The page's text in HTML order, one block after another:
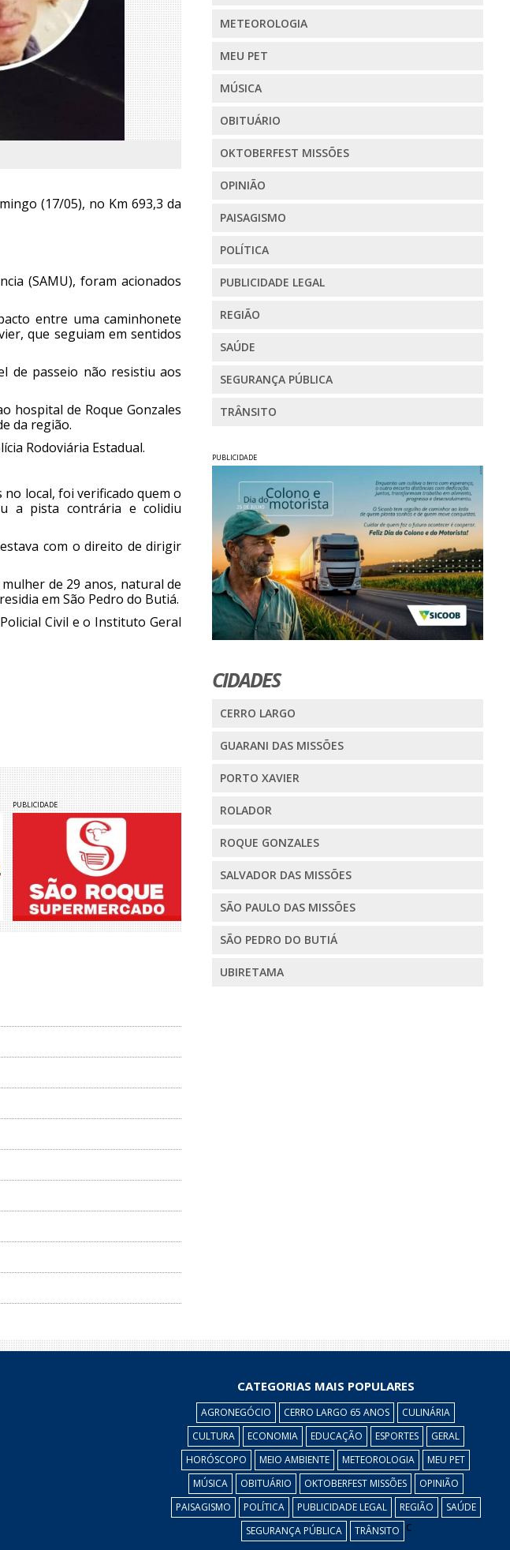
(17/05), no Km 693,3 da
(SAMU), foram acionados
entre uma caminhonete
que seguiam em sentidos
de passeio não resistiu aos
hospital de Roque Gonzales
da região.
Rodoviária Estadual.
local, foi verificado quem o
a pista contrária e colidiu
com o direito de dirigir
de 29 anos, natural de
em São Pedro do Butiá.
Civil e o Instituto Geral
PUBLICIDADE
METEOROLOGIA
MEU PET
MÚSICA
OBITUÁRIO
OKTOBERFEST MISSÕES
OPINIÃO
PAISAGISMO
POLÍTICA
PUBLICIDADE LEGAL
REGIÃO
SAÚDE
SEGURANÇA PÚBLICA
TRÂNSITO
PUBLICIDADE
CIDADES
CERRO LARGO
GUARANI DAS MISSÕES
PORTO XAVIER
ROLADOR
ROQUE GONZALES
SALVADOR DAS MISSÕES
SÃO PAULO DAS MISSÕES
SÃO PEDRO DO BUTIÁ
UBIRETAMA
CATEGORIAS MAIS POPULARES
AGRONEGÓCIO CERRO LARGO 65 ANOS
CULINÁRIA
CULTURA
ECONOMIA EDUCAÇÃO ESPORTES
GERAL
HORÓSCOPO
MEIO AMBIENTE METEOROLOGIA
MEU PET
MÚSICA
OBITUÁRIO OKTOBERFEST MISSÕES
OPINIÃO
PAISAGISMO
POLÍTICA PUBLICIDADE LEGAL REGIÃO
SAÚDE
SEGURANÇA PÚBLICA
TRÂNSITO c